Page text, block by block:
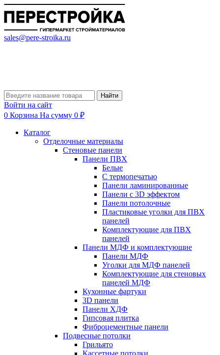
sales@pere-stroika.ru
Найти
Войти на сайт
0 Корзина На сумму 0 ₽
Каталог
Отделочные материалы
Стеновые панели
Панели ПВХ
Белые
С термопечатью
Панели ламинированные
Панели с 3D эффектом
Панели потолочные
Пластиковые уголки для ПВХ
панелей
Комплектующие для ПВХ
панелей
Панели МДФ и комплектующие
Панели МДФ
Уголки для МДФ панелей
Комплектующие для стеновых
панелей МДФ
Кухонные фартуки
3D панели
Панели ХДФ
Гипсовая плитка
Фиброцементные панели
Подвесные потолки
Грильято
Кассетные потолки